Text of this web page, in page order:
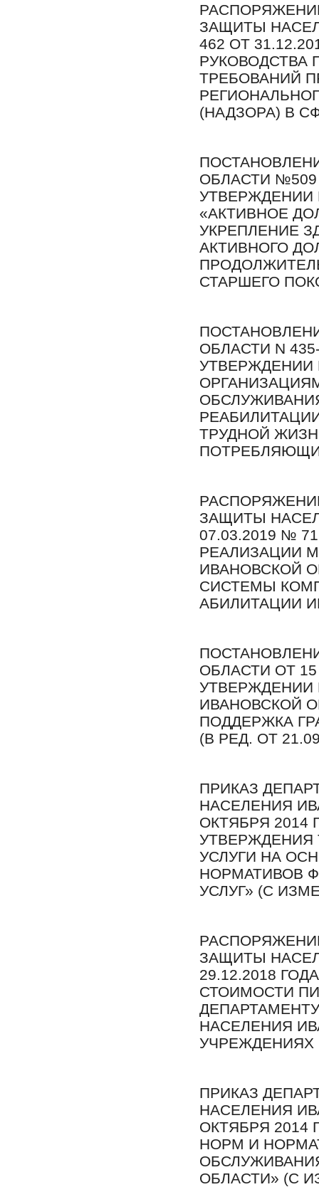
ЗАЩИТЫ
462 ОТ
ТРЕБОВАНИЙ
(НАДЗОРА) В
ОБЛАСТИ №509
«АКТИВНОЕ
УКРЕПЛЕНИЕ
АКТИВНОГО
СТАРШЕГО
ОБЛАСТИ N
УТВЕРЖДЕНИИ
ТРУДНОЙ
ЗАЩИТЫ
07.03.2019 №
РЕАЛИЗАЦИИ
ИВАНОВСКОЙ
СИСТЕМЫ
АБИЛИТАЦИИ
ОБЛАСТИ ОТ 15
УТВЕРЖДЕНИИ
ИВАНОВСКОЙ
ПОДДЕРЖКА
(В РЕД. ОТ
ПРИКАЗ
НАСЕЛЕНИЯ
ОКТЯБРЯ 2014
УСЛУГИ НА
НОРМАТИВОВ
УСЛУГ» (С
ЗАЩИТЫ
29.12.2018
СТОИМОСТИ
НАСЕЛЕНИЯ
УЧРЕЖДЕНИЯХ
ПРИКАЗ
НАСЕЛЕНИЯ
ОКТЯБРЯ 2014
НОРМ И
ОБЛАСТИ» (С